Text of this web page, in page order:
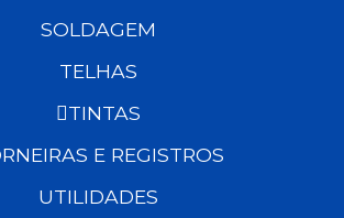
SOLDAGEM
TELHAS
TINTAS
E REGISTROS
UTILIDADES